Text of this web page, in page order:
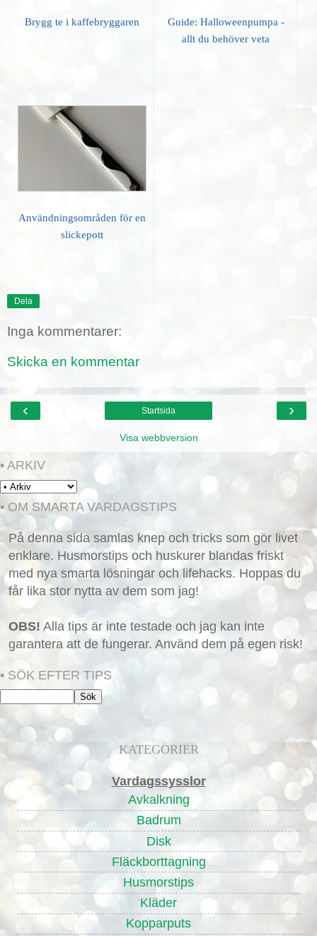
Brygg te i kaffebryggaren
Guide: Halloweenpumpa -
allt du behöver veta
Användningsområden för en
slickepott
Dela
Inga kommentarer:
Skicka en kommentar
‹ ›
Startsida
Visa webbversion
• ARKIV
• OM SMARTA VARDAGSTIPS
På denna sida samlas knep och tricks som gör livet
enklare. Husmorstips och huskurer blandas friskt
med nya smarta lösningar och lifehacks. Hoppas du
får lika stor nytta av dem som jag!
OBS! Alla tips är inte testade och jag kan inte
garantera att de fungerar. Använd dem på egen risk!
• SÖK EFTER TIPS
KATEGORIER
Vardagssysslor
Avkalkning
Badrum
Disk
Fläckborttagning
Husmorstips
Kläder
Kopparputs